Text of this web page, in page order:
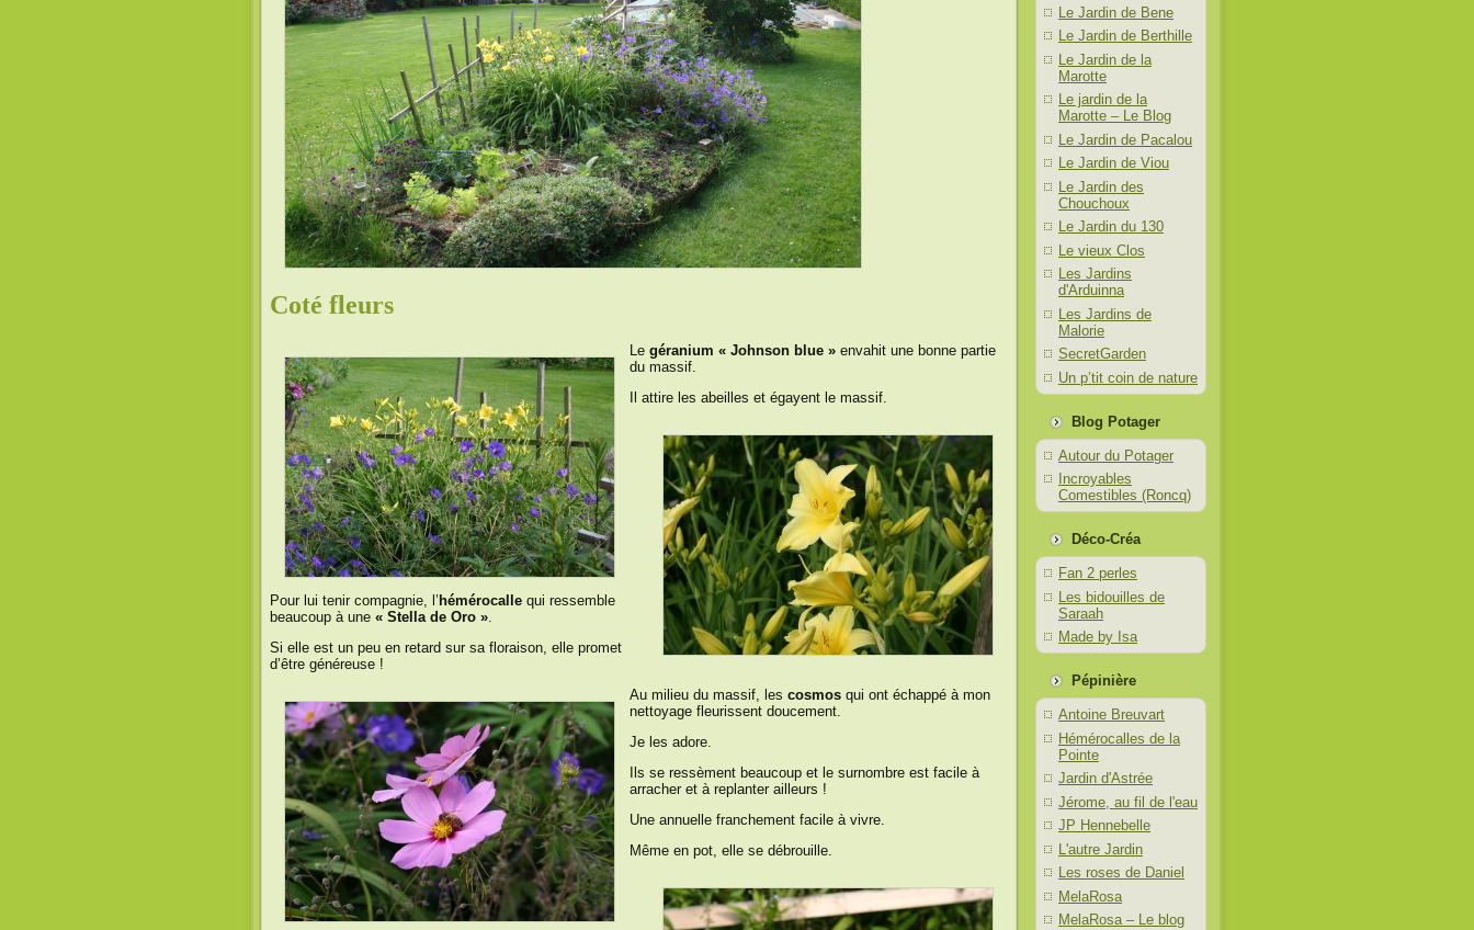
Coté fleurs
Le géranium « Johnson blue » envahit une bonne partie
du massif.
Il attire les abeilles et égayent le massif.
Pour lui tenir compagnie, l’hémérocalle qui ressemble
beaucoup à une « Stella de Oro »
Si elle est un peu en retard sur sa floraison, elle promet
d’être généreuse !
Au milieu du massif, les cosmos qui ont échappé à mon
nettoyage fleurissent doucement.
Je les adore.
Ils se ressèment beaucoup et le surnombre est facile à
arracher et à replanter ailleurs !
Une annuelle franchement facile à vivre.
Même en pot, elle se débrouille.
Le Jardin de Bene
Le Jardin de Berthille
Le Jardin de la
Marotte
Le jardin de la
Marotte – Le Blog
Le Jardin de Pacalou
Le Jardin de Viou
Le Jardin des
Chouchoux
Le Jardin du 130
Le vieux Clos
Les Jardins
d'Arduinna
Les Jardins de
Malorie
SecretGarden
Un p’tit coin de nature
Blog Potager
Autour du Potager
Incroyables
Comestibles (Roncq)
Déco-Créa
Fan 2 perles
Les bidouilles de
Saraah
Made by Isa
Pépinière
Antoine Breuvart
Hémérocalles de la
Pointe
Jardin d'Astrée
Jérome, au fil de l'eau
JP Hennebelle
L'autre Jardin
Les roses de Daniel
MelaRosa
MelaRosa – Le blog